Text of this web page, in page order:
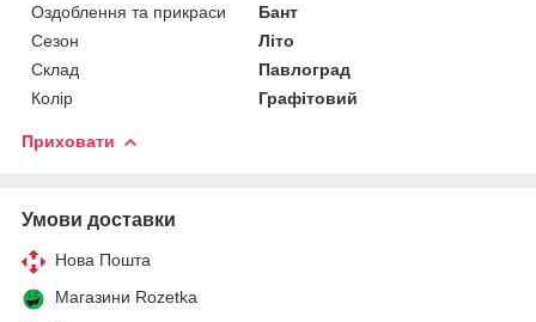
Оздоблення та прикраси
Бант
Сезон
Літо
Склад
Павлоград
Колір
Графітовий
Приховати
Умови доставки
Нова Пошта
Магазини Rozetka